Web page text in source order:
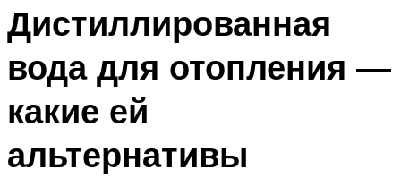
Дистиллированная
вода для отопления —
какие ей
альтернативы